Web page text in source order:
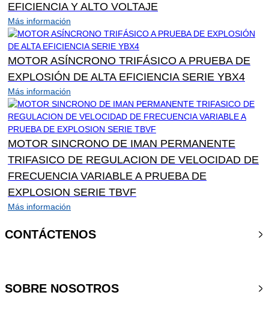
EFICIENCIA Y ALTO VOLTAJE
Más información
MOTOR ASÍNCRONO TRIFÁSICO A PRUEBA DE
EXPLOSIÓN DE ALTA EFICIENCIA SERIE YBX4
Más información
MOTOR SINCRONO DE IMAN PERMANENTE
TRIFASICO DE REGULACION DE VELOCIDAD DE
FRECUENCIA VARIABLE A PRUEBA DE
EXPLOSION SERIE TBVF
Más información
CONTÁCTENOS
SOBRE NOSOTROS